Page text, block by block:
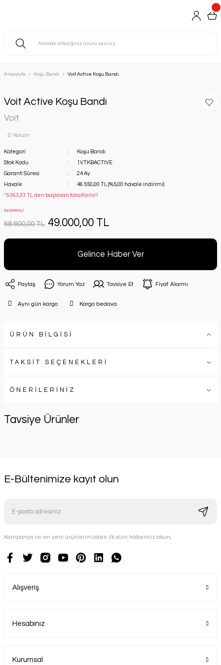
Anasayfa Koşu Bandı Voit Active Koşu Bandı
Voit Active Koşu Bandı
Voit
0 Yorum
Kategori
Koşu Bandı
Stok Kodu
1VTKBACTIVE
Garanti Süresi
24 Ay
Havale
46.550,00 TL (%5,00 havale indirimi)
*5.063,33 TL den başlayan taksitlerle!!
İNDİRİMLİ
68.600,00 TL 49.000,00 TL
Gelince Haber Ver
Paylaş Yorum Yaz Tavsiye Et Fiyat Alarmı
Aynı gün kargo Kargo bedava
ÜRÜN BİLGİSİ
TAKSİT SEÇENEKLERİ
ÖNERİLERİNİZ
Tavsiye Ürünler
İNDİRİMLİ
Voit Platinum Otomatik Eğimli Koşu Bandı
E-Bültenimize kayıt olun
Kampanya ve en yeni ürünlerimizden ilk sizin haberiniz olsun,
Alışveriş
Hesabınız
Kurumsal